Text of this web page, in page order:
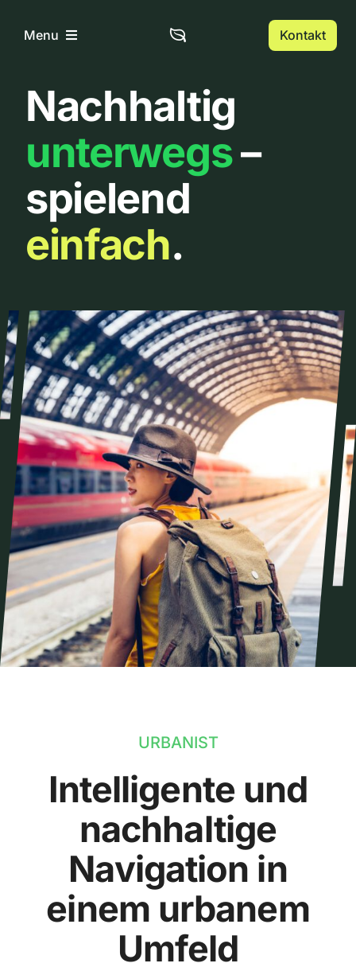
InhaltMenu
Home
Über uns
Urbanlist
Kontakt
Nachhaltig
unterwegs–
spielend
einfach.
URBANIST
Intelligente und
nachhaltige
Navigation in
einem urbanem
Umfeld